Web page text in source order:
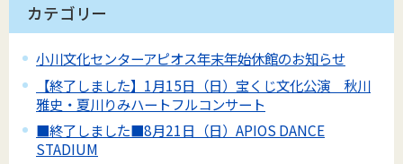
カテゴリー
小川文化センターアピオス年末年始休館のお知らせ
【終了しました】1月15日（日）宝くじ文化公演 秋川
雅史・夏川りみハートフルコンサート
■終了しました■8月21日（日）APIOS DANCE
STADIUM